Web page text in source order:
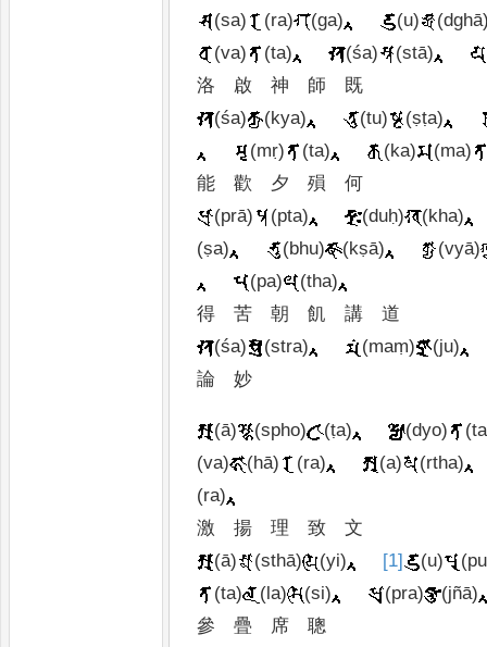
(sa)
(ra) (ga) (u)
(va)
(ta) (śa)
(stā)
洛
啟 神 師
既
(śa)
(kya) (tu)
(ṣṭa)
(mṛ)
(ta) (ka)
(ma)
能
歡 夕 殞
何
(prā)
(pta) (duḥ)
(kha)
(ṣa)
(bhu) (kṣā)
(vyā)
(pa)
(tha)
得
苦 朝 飢 講
道
(śa)
(stra) (maṃ)
(ju)
論
妙
(ā) (spho) (ṭa) (dyo)
(va)
(hā) (ra) (a)
(rtha)
(ra)
激
揚 理 致
文
(ā)
(sthā) (yi) [1] (u)
(ta)
(la) (si) (pra)
(jñā)
參
疊 席
聰